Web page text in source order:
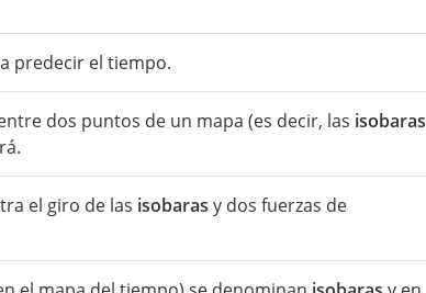
predecir el tiempo.
dos puntos de un mapa (es decir, las isobaras
el giro de las isobaras y dos fuerzas de